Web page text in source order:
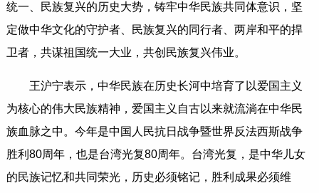
统一、民族复兴的历史大势，铸牢中华民族共同体意识，坚
定做中华文化的守护者、民族复兴的同行者、两岸和平的捍
卫者，共谋祖国统一大业，共创民族复兴伟业。
王沪宁表示，中华民族在历史长河中培育了以爱国主义
为核心的伟大民族精神，爱国主义自古以来就流淌在中华民
族血脉之中。今年是中国人民抗日战争暨世界反法西斯战争
胜利80周年，也是台湾光复80周年。台湾光复，是中华儿女
的民族记忆和共同荣光，历史必须铭记，胜利成果必须维